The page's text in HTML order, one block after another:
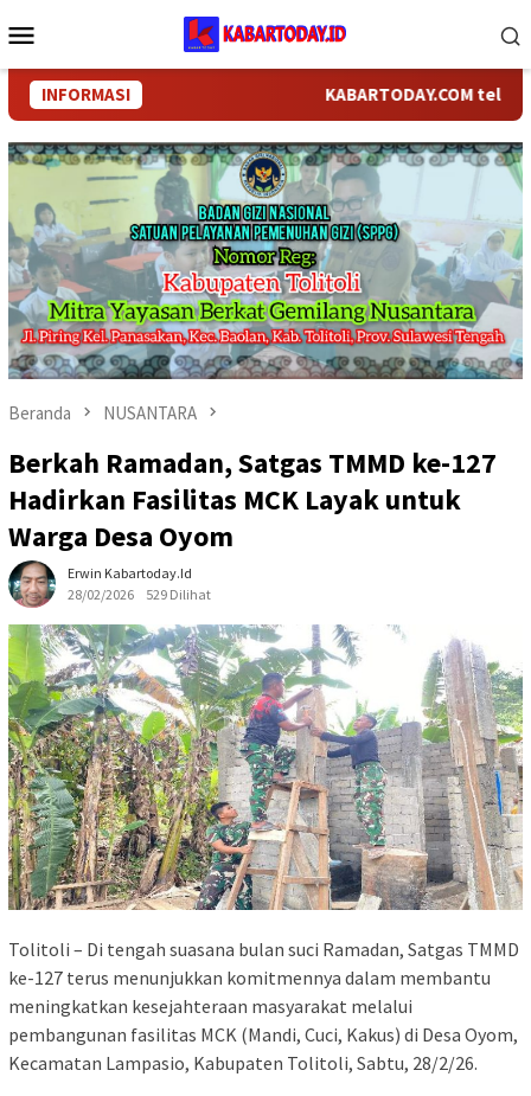
ke
Mobile
INFORMASI KABARTODAY.COM telah
Beranda NUSANTARA
Berkah Ramadan, Satgas TMMD ke-127
Hadirkan Fasilitas MCK Layak untuk
Warga Desa Oyom
Erwin Kabartoday.id
28/02/2026
529 Dilihat
Tolitoli – Di tengah suasana bulan suci Ramadan, Satgas TMMD
ke-127 terus menunjukkan komitmennya dalam membantu
meningkatkan kesejahteraan masyarakat melalui
pembangunan fasilitas MCK (Mandi, Cuci, Kakus) di Desa Oyom,
Kecamatan Lampasio, Kabupaten Tolitoli, Sabtu, 28/2/26.